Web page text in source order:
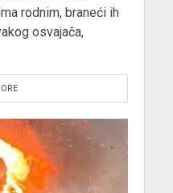
rodnim, braneći ih
osvajača,